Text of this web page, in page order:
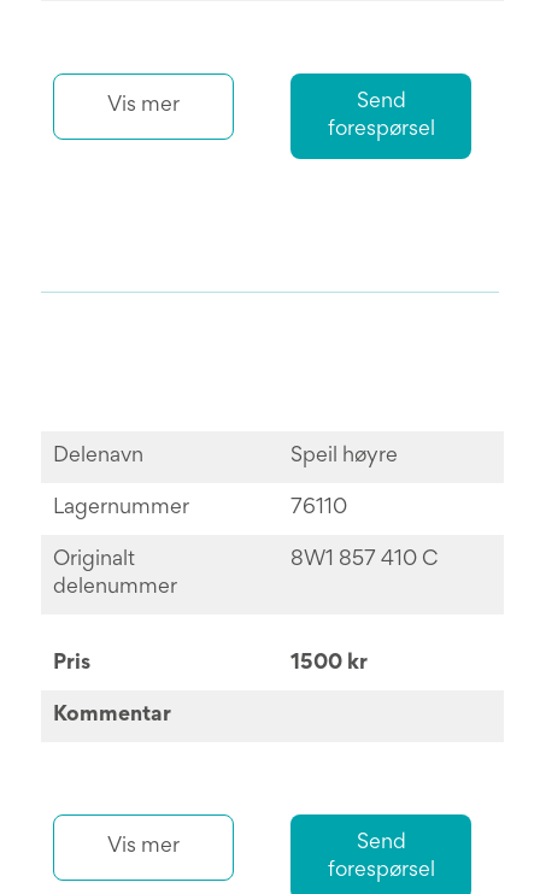
Vis mer
Send
forespørsel
Delenavn Speil høyre
Lagernummer 76110
Originalt
delenummer
8W1 857 410 C
Pris 1500 kr
Kommentar
Vis mer
Send
forespørsel